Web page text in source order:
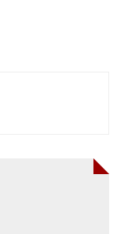
die vom 2.-4.
stattfand. Neben
und
Integration aus
wie auch der